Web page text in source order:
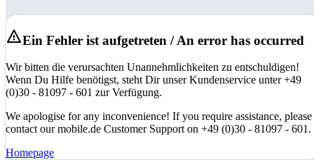
Ein Fehler ist aufgetreten / An error has occurred
Wir bitten die verursachten Unannehmlichkeiten zu entschuldigen!
Wenn Du Hilfe benötigst, steht Dir unser Kundenservice unter +49
(0)30 - 81097 - 601 zur Verfügung.
We apologise for any inconvenience! If you require assistance, please
contact our mobile.de Customer Support on +49 (0)30 - 81097 - 601.
Homepage